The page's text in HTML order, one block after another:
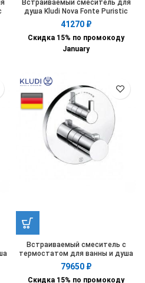
Встраиваемый смеситель для
душа Kludi Nova Fonte Puristic
206550515
41270 ₽
Скидка 15% по промокоду
January
Встраиваемый смеситель с
термостатом для ванны и душа
Kludi Nova Fonte Puristic
208300515
79650 ₽
Скидка 15% по промокоду